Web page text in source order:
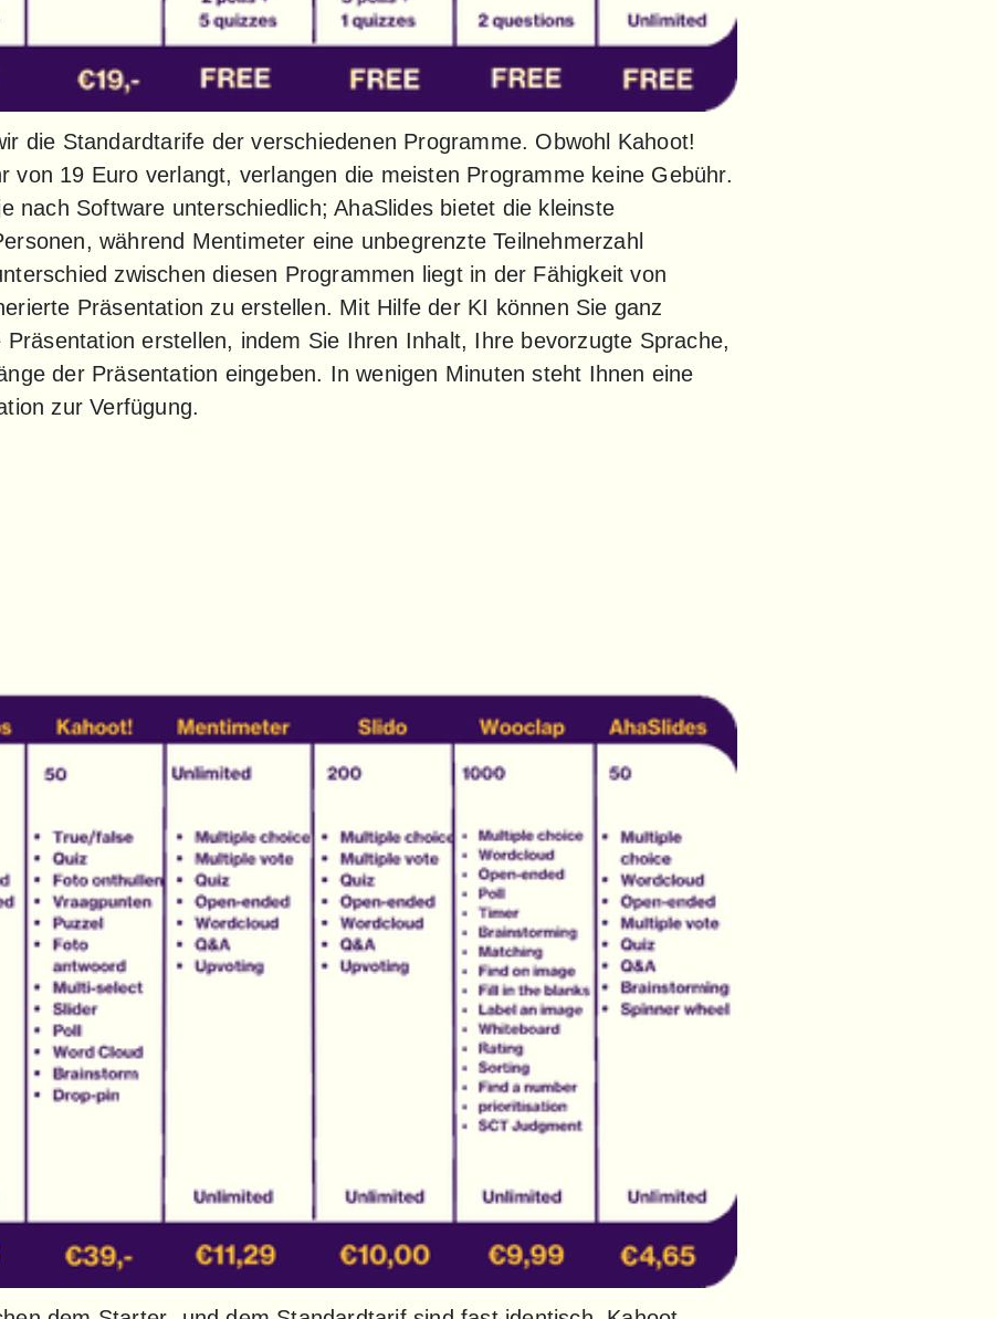
die Standardtarife der verschiedenen Programme. Obwohl Kahoot!
von 19 Euro verlangt, verlangen die meisten Programme keine Gebühr.
nach Software unterschiedlich; AhaSlides bietet die kleinste
während Mentimeter eine unbegrenzte Teilnehmerzahl
zwischen diesen Programmen liegt in der Fähigkeit von
Präsentation zu erstellen. Mit Hilfe der KI können Sie ganz
erstellen, indem Sie Ihren Inhalt, Ihre bevorzugte Sprache,
der Präsentation eingeben. In wenigen Minuten steht Ihnen eine
zur Verfügung.